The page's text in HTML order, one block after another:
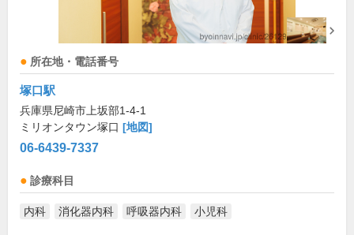
所在地・電話番号
塚口駅
兵庫県尼崎市上坂部1-4-1
ミリオンタウン塚口 [地図]
06-6439-7337
診療科目
内科 消化器内科 呼吸器内科 小児科